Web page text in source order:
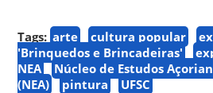
Tags: arte cultura popular
'Brinquedos e Brincadeiras'
NEA
Núcleo de Estudos
(NEA)
pintura UFSC